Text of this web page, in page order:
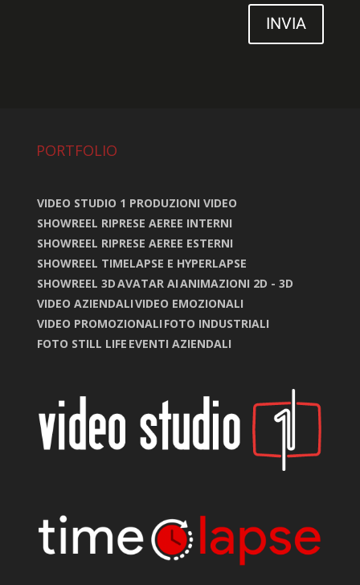
INVIA
PORTFOLIO
VIDEO STUDIO 1 PRODUZIONI VIDEO
SHOWREEL RIPRESE AEREE INTERNI
SHOWREEL RIPRESE AEREE ESTERNI
SHOWREEL TIMELAPSE E HYPERLAPSE
SHOWREEL 3DAVATAR AIANIMAZIONI 2D - 3D
VIDEO AZIENDALIVIDEO EMOZIONALI
VIDEO PROMOZIONALI FOTO INDUSTRIALI
FOTO STILL LIFE EVENTI AZIENDALI